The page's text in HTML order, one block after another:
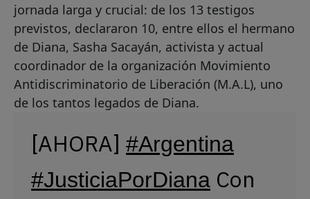
jornada larga y crucial: de los 13 testigos
previstos, declararon 10, entre ellos el hermano
de Diana, Sasha Sacayán, activista y actual
coordinador de la organización Movimiento
Antidiscriminatorio de Liberación (M.A.L), uno
de los tantos legados de Diana.
[AHORA] #Argentina
#JusticiaPorDiana Con